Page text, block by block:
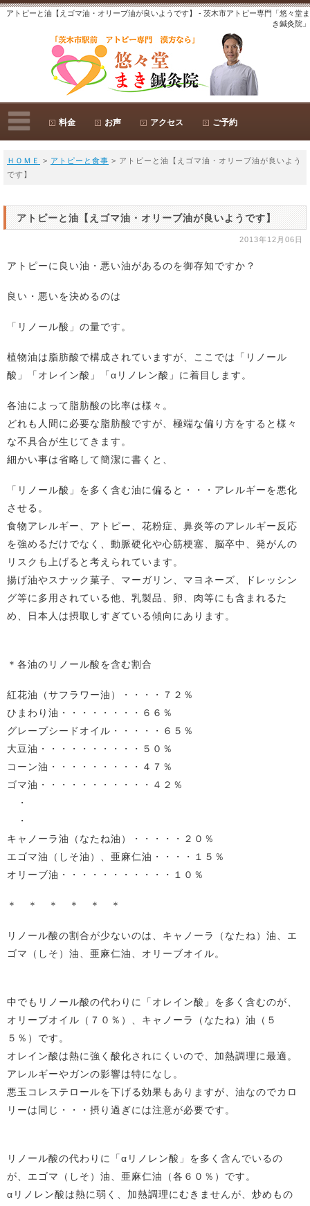
アトピーと油【えゴマ油・オリーブ油が良いようです】 - 茨木市アトピー専門「悠々堂ま
き鍼灸院」
料金 お声 アクセス ご予約
ＨＯＭＥ > アトピーと食事 > アトピーと油【えゴマ油・オリーブ油が良いよう
です】
アトピーと油【えゴマ油・オリーブ油が良いようです】
2013年12月06日
アトピーに良い油・悪い油があるのを御存知ですか？
良い・悪いを決めるのは
「リノール酸」の量です。
植物油は脂肪酸で構成されていますが、ここでは「リノール
酸」「オレイン酸」「αリノレン酸」に着目します。
各油によって脂肪酸の比率は様々。
どれも人間に必要な脂肪酸ですが、極端な偏り方をすると様々
な不具合が生じてきます。
細かい事は省略して簡潔に書くと、
「リノール酸」を多く含む油に偏ると・・・アレルギーを悪化
させる。
食物アレルギー、アトピー、花粉症、鼻炎等のアレルギー反応
を強めるだけでなく、動脈硬化や心筋梗塞、脳卒中、発がんの
リスクも上げると考えられています。
揚げ油やスナック菓子、マーガリン、マヨネーズ、ドレッシン
グ等に多用されている他、乳製品、卵、肉等にも含まれるた
め、日本人は摂取しすぎている傾向にあります。
＊各油のリノール酸を含む割合
紅花油（サフラワー油）・・・・７２％
ひまわり油・・・・・・・・６６％
グレープシードオイル・・・・・６５％
大豆油・・・・・・・・・・５０％
コーン油・・・・・・・・・４７％
ゴマ油・・・・・・・・・・・４２％
・
・
キャノーラ油（なたね油）・・・・・２０％
エゴマ油（しそ油）、亜麻仁油・・・・１５％
オリーブ油・・・・・・・・・・・１０％
＊ ＊ ＊ ＊ ＊ ＊
リノール酸の割合が少ないのは、キャノーラ（なたね）油、エ
ゴマ（しそ）油、亜麻仁油、オリーブオイル。
中でもリノール酸の代わりに「オレイン酸」を多く含むのが、
オリーブオイル（７０％）、キャノーラ（なたね）油（５
５％）です。
オレイン酸は熱に強く酸化されにくいので、加熱調理に最適。
アレルギーやガンの影響は特になし。
悪玉コレステロールを下げる効果もありますが、油なのでカロ
リーは同じ・・・摂り過ぎには注意が必要です。
リノール酸の代わりに「αリノレン酸」を多く含んでいるの
が、エゴマ（しそ）油、亜麻仁油（各６０％）です。
αリノレン酸は熱に弱く、加熱調理にむきませんが、炒めもの